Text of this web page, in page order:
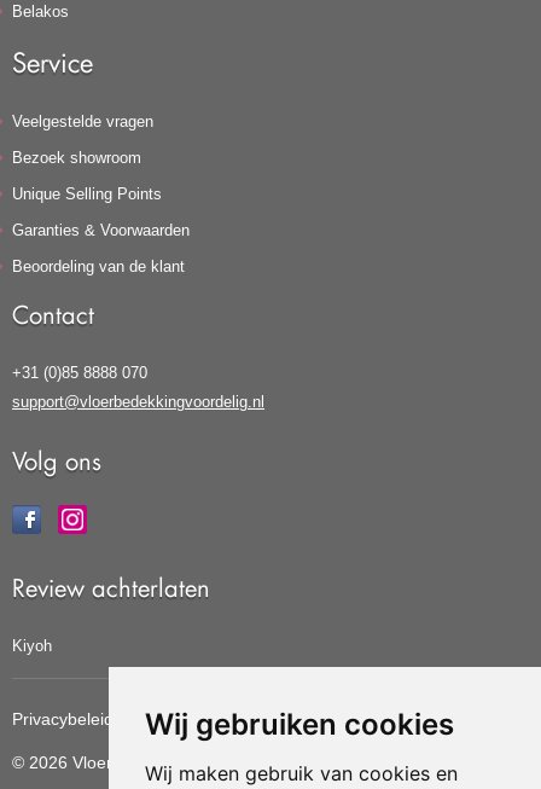
Wij gebruiken cookies
Wij maken gebruik van cookies en
Belakos
Service
Veelgestelde vragen
Bezoek showroom
Unique Selling Points
Garanties & Voorwaarden
Beoordeling van de klant
Contact
+31 (0)85 8888 070
support@vloerbedekkingvoordelig.nl
Volg ons
Review achterlaten
Kiyoh
Privacybeleid Cookiebeleid Update cookies voorkeuren
© 2026 Vloerbedekkingvoordelig